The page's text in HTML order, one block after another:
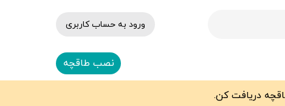
ورود به حساب کاربری
نصب طاقچه